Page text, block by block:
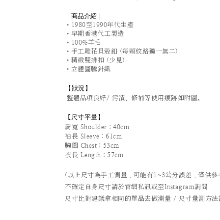
｜商品介紹｜
•1980至1990年代生產
•早期香港代工製造
•100%羊毛
•手工雕花貝殼釦 (每顆紋路獨一無二)
•精緻雙排扣 (少見)
•立體圖騰針織
【狀況 】
整體品項良好/ 污漬、修補等使用痕跡如附圖。
【 尺寸平量】
肩寬 Shoulder：40cm
袖長 Sleeve：61cm
胸圍 Chest：53cm
衣長 Length：57cm
(以上尺寸為手工測量，可能有1~3公分誤差，僅供參
不確定自身尺寸請於官網私訊或至Instagram詢問
尺寸比對建議拿相同的單品去做測量 / 尺寸量測方法